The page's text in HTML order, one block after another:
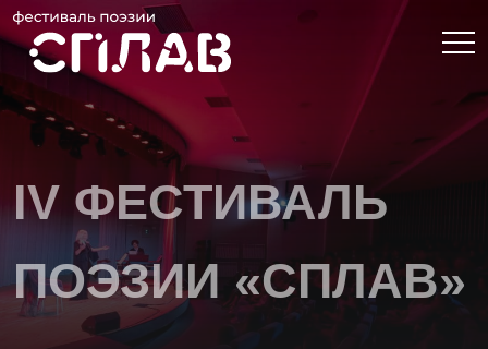
IV ФЕСТИВАЛЬ
ПОЭЗИИ «СПЛАВ»